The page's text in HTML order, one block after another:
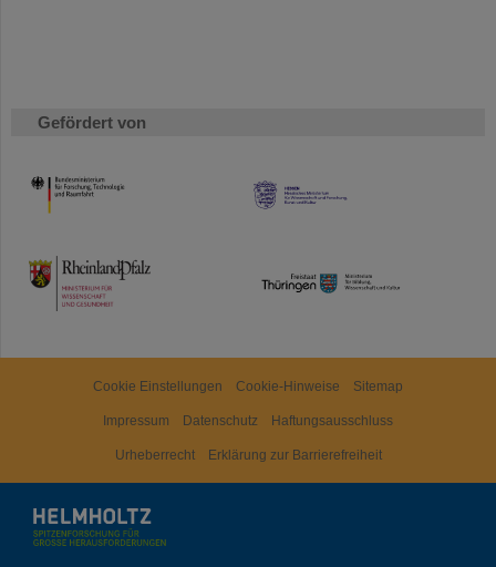
Gefördert von
HMWK
TMWWDG
Cookie Einstellungen Cookie-Hinweise Sitemap
Impressum Datenschutz Haftungsausschluss
Urheberrecht Erklärung zur Barrierefreiheit